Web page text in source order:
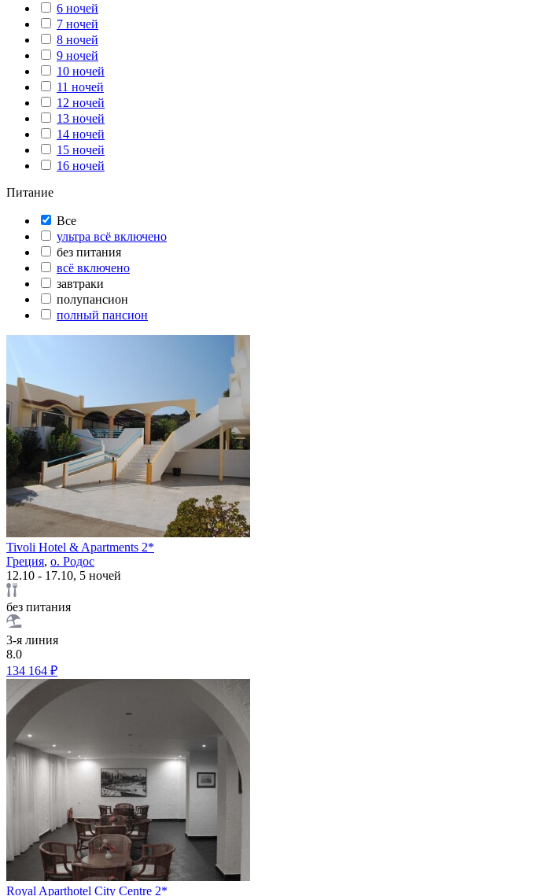
6 ночей
7 ночей
8 ночей
9 ночей
10 ночей
11 ночей
12 ночей
13 ночей
14 ночей
15 ночей
16 ночей
Питание
Все
ультра всё включено
без питания
всё включено
завтраки
полупансион
полный пансион
Tivoli Hotel & Apartments 2*
Греция, о. Родос
12.10 - 17.10, 5 ночей
без питания
3-я линия
8.0
134 164 ₽
Royal Aparthotel City Centre 2*